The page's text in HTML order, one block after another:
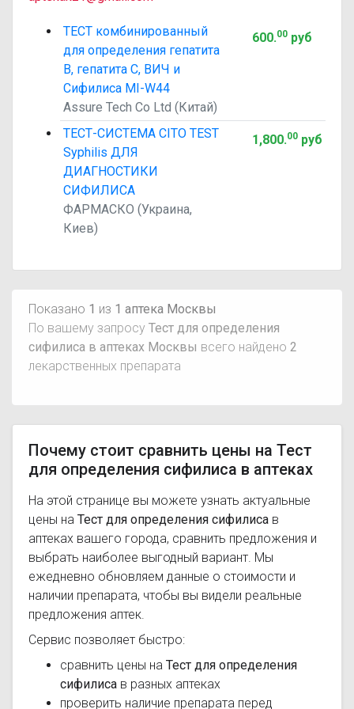
ТЕСТ комбинированный
для определения гепатита
В, гепатита С, ВИЧ и
Сифилиса MI-W44
Assure Tech Co Ltd (Китай)
600.00руб
ТЕСТ-СИСТЕМА CITO TEST
Syphilis ДЛЯ
ДИАГНОСТИКИ
СИФИЛИСА
ФАРМАСКО (Украина,
Киев)
1,800.00руб
Показано 1 из 1 аптека Москвы
По вашему запросу Тест для определения
сифилиса в аптеках Москвы всего найдено 2
лекарственных препарата
Почему стоит сравнить цены на Тест
для определения сифилиса в аптеках
На этой странице вы можете узнать актуальные
цены на Тест для определения сифилиса в
аптеках вашего города, сравнить предложения и
выбрать наиболее выгодный вариант. Мы
ежедневно обновляем данные о стоимости и
наличии препарата, чтобы вы видели реальные
предложения аптек.
Сервис позволяет быстро:
сравнить цены на Тест для определения
сифилиса в разных аптеках
проверить наличие препарата перед